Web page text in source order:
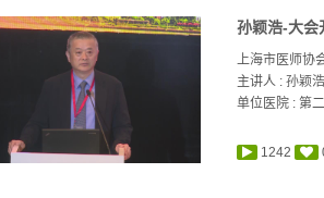
优秀党员”、“中宣部抗
科研成果：主持国家重
金、国家自然科学基金
杰出青年基金等在内的
海市医学科技奖一等奖
孙颖浩-大会
上海市医师协
主讲人 : 孙颖浩
单位医院 : 第
1242